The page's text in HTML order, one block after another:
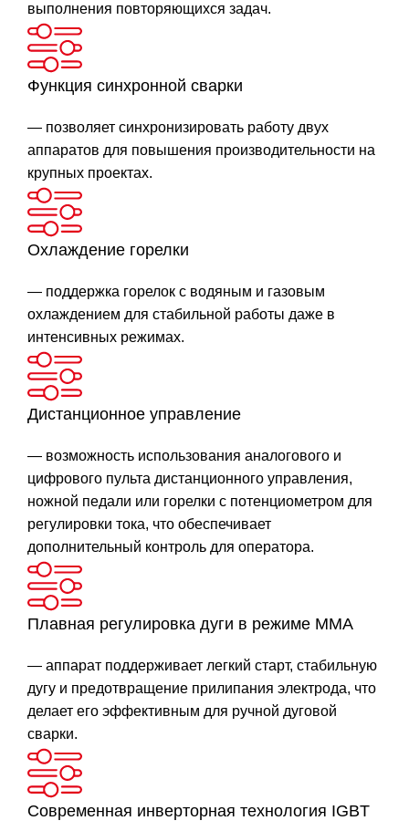
выполнения повторяющихся задач.
Функция синхронной сварки
— позволяет синхронизировать работу двух
аппаратов для повышения производительности на
крупных проектах.
Охлаждение горелки
— поддержка горелок с водяным и газовым
охлаждением для стабильной работы даже в
интенсивных режимах.
Дистанционное управление
— возможность использования аналогового и
цифрового пульта дистанционного управления,
ножной педали или горелки с потенциометром для
регулировки тока, что обеспечивает
дополнительный контроль для оператора.
Плавная регулировка дуги в режиме MMA
— аппарат поддерживает легкий старт, стабильную
дугу и предотвращение прилипания электрода, что
делает его эффективным для ручной дуговой
сварки.
Современная инверторная технология IGBT